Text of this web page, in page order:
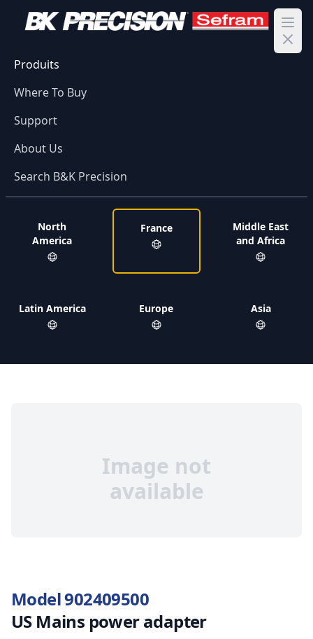
Produits
Where To Buy
Support
About Us
Search B&K Precision
North
America
Latin America
France
Europe
Middle East
and Africa
Asia
Image not
available
Model 902409500
US Mains power adapter